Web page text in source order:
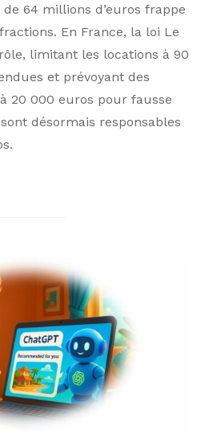
64 millions d’euros frappe
En France, la loi Le
limitant les locations à 90
et prévoyant des
20 000 euros pour fausse
désormais responsables